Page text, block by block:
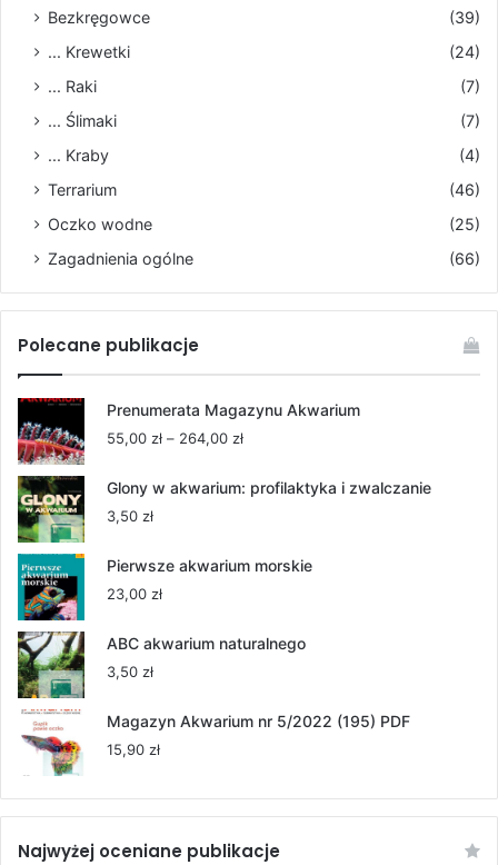
Bezkręgowce
(39)
... Krewetki
(24)
... Raki
(7)
... Ślimaki
(7)
... Kraby
(4)
Terrarium
(46)
Oczko wodne
(25)
Zagadnienia ogólne
(66)
Polecane publikacje
Prenumerata Magazynu Akwarium
55,00 zł – 264,00 złZakres
od
Glony w akwarium: profilaktyka i zwalczanie
3,50 zł
Pierwsze akwarium morskie
23,00 zł
ABC akwarium naturalnego
3,50 zł
Magazyn Akwarium nr 5/2022 (195) PDF
15,90 zł
Najwyżej oceniane publikacje